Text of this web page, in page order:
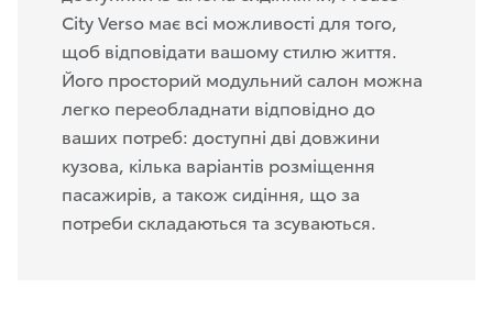
City Verso має всі можливості для того,
щоб відповідати вашому стилю життя.
Його просторий модульний салон можна
легко переобладнати відповідно до
ваших потреб: доступні дві довжини
кузова, кілька варіантів розміщення
пасажирів, а також сидіння, що за
потреби складаються та зсуваються.